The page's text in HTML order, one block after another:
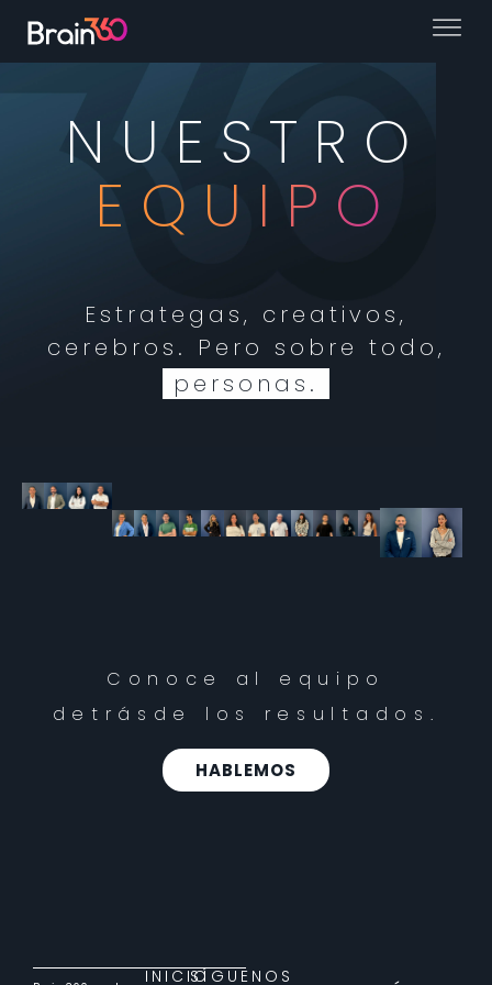
NUESTRO
EQUIPO
Estrategas, creativos,
cerebros. Pero sobre todo,
personas.
Conoce al equipo
detrás de los resultados.
HABLEMOS
INICIOSÍGUENOS